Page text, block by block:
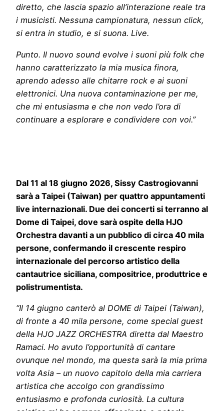
diretto, che lascia spazio all’interazione reale tra
i musicisti. Nessuna campionatura, nessun click,
si entra in studio, e si suona. Live.
Punto. Il nuovo sound evolve i suoni più folk che
hanno caratterizzato la mia musica finora,
aprendo adesso alle chitarre rock e ai suoni
elettronici. Una nuova contaminazione per me,
che mi entusiasma e che non vedo l’ora di
continuare a esplorare e condividere con voi.”
Dal 11 al 18 giugno 2026, Sissy Castrogiovanni
sarà a Taipei (Taiwan) per quattro appuntamenti
live internazionali. Due dei concerti si terranno al
Dome di Taipei, dove sarà ospite della HJO
Orchestra davanti a un pubblico di circa 40 mila
persone, confermando il crescente respiro
internazionale del percorso artistico della
cantautrice siciliana, compositrice, produttrice e
polistrumentista.
“Il 14 giugno canterò al DOME di Taipei (Taiwan),
di fronte a 40 mila persone, come special guest
della HJO JAZZ ORCHESTRA diretta dal Maestro
Ramaci. Ho avuto l’opportunità di cantare
ovunque nel mondo, ma questa sarà la mia prima
volta Asia – un nuovo capitolo della mia carriera
artistica che accolgo con grandissimo
entusiasmo e profonda curiosità. La cultura